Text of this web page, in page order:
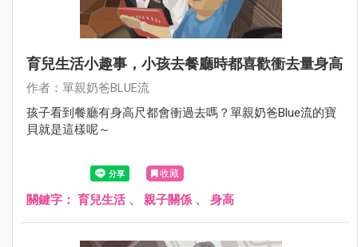
育兒生活小趣事，小孩去餐廳時都喜歡衝去量身高
作者：單親奶爸BLUE流
孩子看到餐廳有身高尺都會衝過去嗎？單親奶爸Blue流的寶
貝就是這樣呢～
收藏
關鍵字： 育兒生活、 親子關係 、 身高